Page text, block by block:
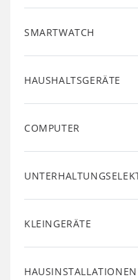
SMARTWATCH
HAUSHALTSGERÄTE
COMPUTER
KLEINGERÄTE
HAUSINSTALLATIONEN